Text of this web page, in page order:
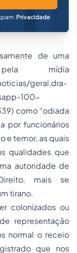
Privacidade
de uma
mídia
geral,dra-
100-
como “odiada
por funcionários
e temor, as quais
qualidades que
autoridade de
mais se
tirano.
colonizados ou
representação
normal o receio
que nos